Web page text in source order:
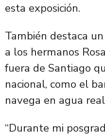
esta exposición.
También destaca
a los hermanos
fuera de Santiago
nacional, como el
navega en agua
“Durante mi